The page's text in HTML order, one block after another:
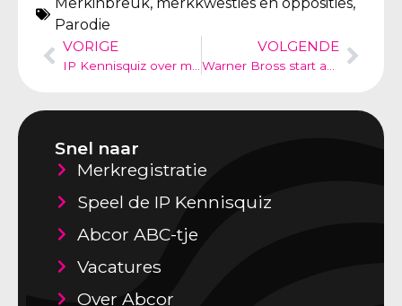
Parodie
VORIGE
VOLGENDE
Snel naar
Merkregistratie
Speel de IP Kennisquiz
Abcor ABC-tje
Vacatures
Over Abcor